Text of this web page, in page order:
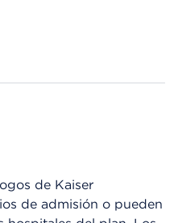
de Kaiser
de admisión o pueden